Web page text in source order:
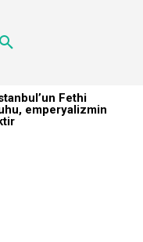
Fethi
emperyalizmin